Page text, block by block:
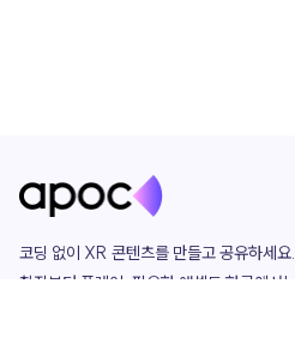
코딩 없이 XR 콘텐츠를 만들고 공유하세요.
창작부터 플레이, 필요한 애셋도 한곳에서!